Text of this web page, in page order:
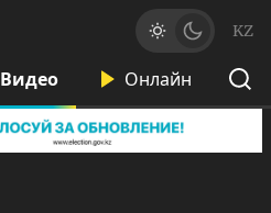
KZ
Видео Онлайн